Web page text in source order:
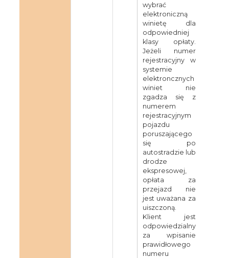
wybrać
elektroniczną
winietę dla
odpowiedniej
klasy opłaty.
Jeżeli numer
rejestracyjny w
systemie
elektroncznych
winiet nie
zgadza się z
numerem
rejestracyjnym
pojazdu
poruszającego
się po
autostradzie lub
drodze
ekspresowej,
opłata za
przejazd nie
jest uważana za
uiszczoną.
Klient jest
odpowiedzialny
za wpisanie
prawidłowego
numeru